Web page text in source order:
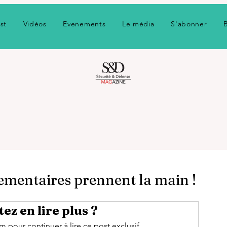
Vidéos Evenements Le média S'abonner
prennent la main !
en lire plus ?